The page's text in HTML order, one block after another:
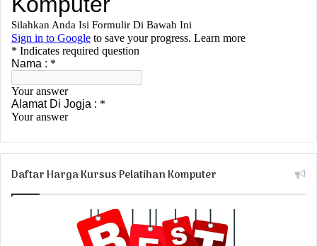
Daftar Harga Kursus Pelatihan Komputer